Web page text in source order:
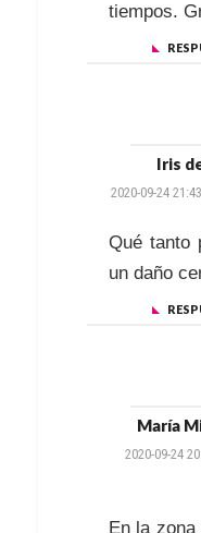
tiempos.
Iris
2020-09-24
Qué tanto
un daño
María
2020-09-24
En la